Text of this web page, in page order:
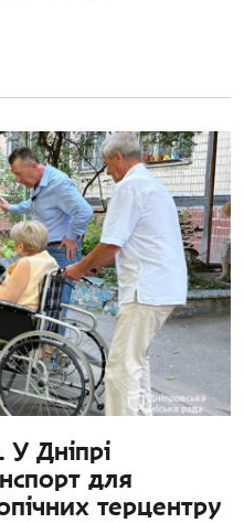
У Дніпрі
для
терцентру